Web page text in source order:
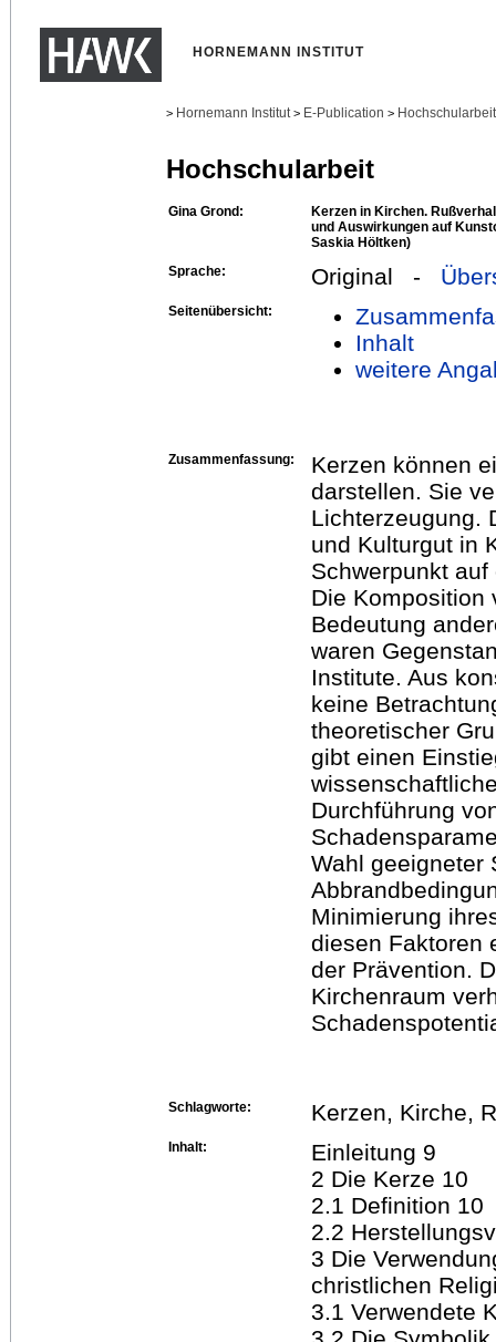
HORNEMANN INSTITUT
> Hornemann Institut > E-Publication >
Hochschularbeit
Gina Grond:
Kerzen in Kirchen.
und Auswirkungen auf
Saskia Höltken)
Sprache:
Original -
Seitenübersicht:
Inhalt
weitere
Zusammenfassung:
Kerzen können
darstellen. Sie
Lichterzeugung.
und Kulturgut in
Schwerpunkt
Die Komposition
Bedeutung
waren
Institute. Aus
keine
theoretischer
gibt einen
Durchführung
Wahl geeigneter
Minimierung
diesen Faktoren
der Prävention.
Kirchenraum
Schlagworte: Kerzen, Kirche,
Inhalt:
Einleitung 9
2 Die Kerze 10
2.1 Definition 10
2.2
3 Die
christlichen
3.1 Verwendete